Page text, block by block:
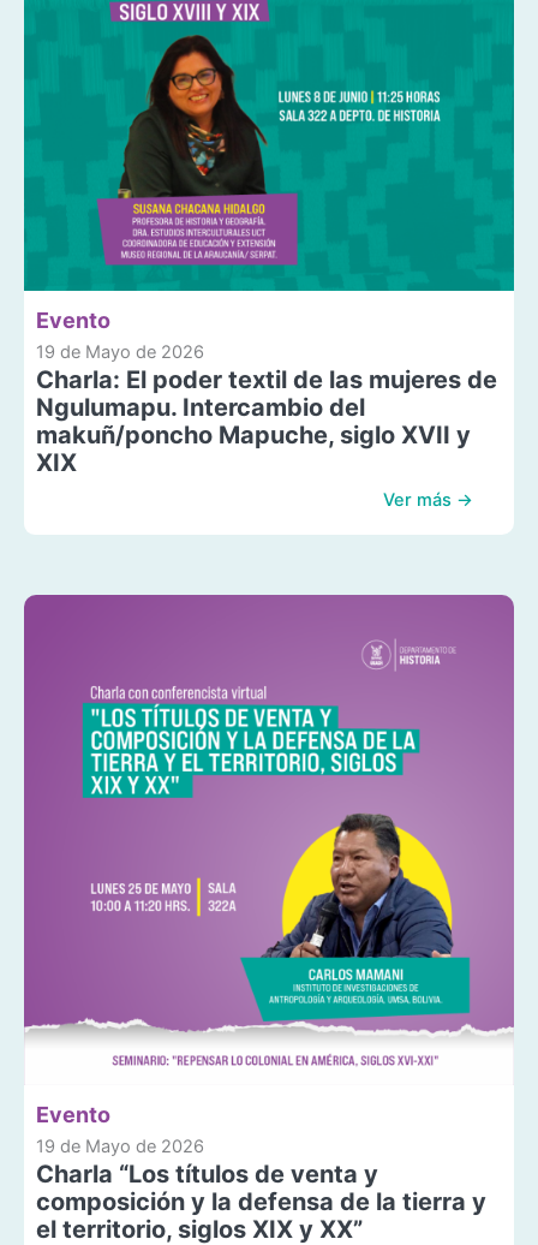
Evento
19 de Mayo de 2026
Charla: El poder textil de las mujeres de
Ngulumapu. Intercambio del
makuñ/poncho Mapuche, siglo XVII y
XIX
Ver más →
Evento
19 de Mayo de 2026
Charla “Los títulos de venta y
composición y la defensa de la tierra y
el territorio, siglos XIX y XX”